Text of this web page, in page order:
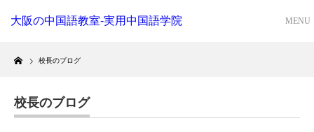
大阪の中国語教室-実用中国語学院
Home
校長のブログ
校長のブログ